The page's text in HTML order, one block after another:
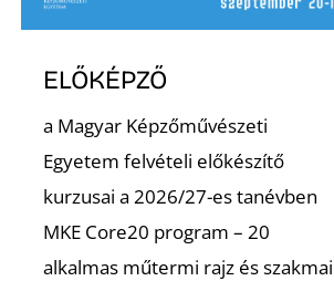
ELŐKÉPZŐ
a Magyar Képzőművészeti
Egyetem felvételi előkészítő
kurzusai a 2026/27-es tanévben
MKE Core20 program – 20
alkalmas műtermi rajz és szakmai